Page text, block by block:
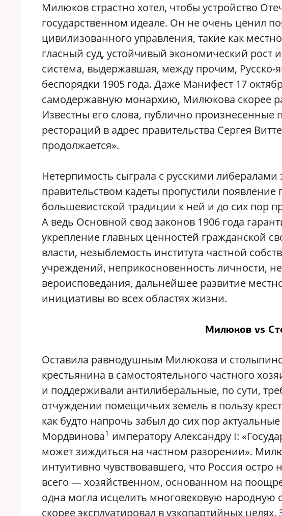
Милюков страстно хотел, чтобы устройство
государственном идеале. Он не очень ценил
цивилизованного управления, такие как
гласный суд, устойчивый экономический рост
система, выдержавшая, между прочим,
беспорядки 1905 года. Даже Манифест 17
самодержавную монархию, Милюкова скорее
Известны его слова, публично произнесенные
рестораций в адрес правительства Сергея
продолжается».
Нетерпимость сыграла с русскими либералами
правительством кадеты пропустили
большевистской традиции к ней и до сих пор
А ведь Основной свод законов 1906 года
укрепление главных ценностей гражданской
власти, незыблемость института частной
учреждений, неприкосновенность личности,
вероисповедания, дальнейшее развитие
инициативы во всех областях жизни.
Милюков vs
Оставила равнодушным Милюкова и
крестьянина в самостоятельного частного
и поддерживали антилиберальные, по сути,
отчуждении помещичьих земель в пользу
как будто напрочь забыл до сих пор
Мордвинова1 императору Александру I:
может зиждиться на частном разорении».
интуитивно чувствовавшего, что Россия
всего — хозяйственном, основанном на
одна могла исцелить многовековую народную
скорее эксплуатировал в узкопартийных